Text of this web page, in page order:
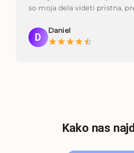
so moja dela videti pristna,
D
Daniel
Kako nas